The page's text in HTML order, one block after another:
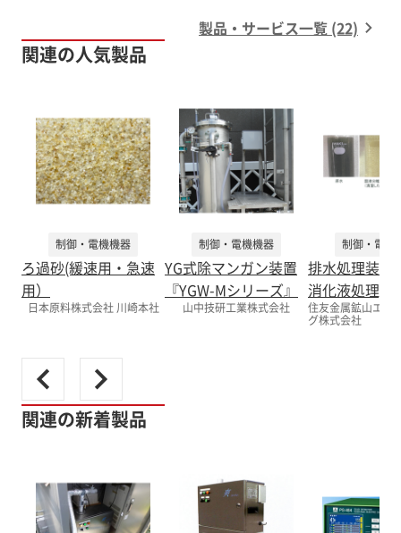
製品・サービス一覧 (22)
関連の人気製品
制御・電機機器
ろ過砂(緩速用・急速
用）
日本原料株式会社 川崎本社
制御・電機機器
YG式除マンガン装置
『YGW-Mシリーズ』
山中技研工業株式会社
制御・電機
排水処理装置
消化液処理)
住友金属鉱山エン
グ株式会社
関連の新着製品